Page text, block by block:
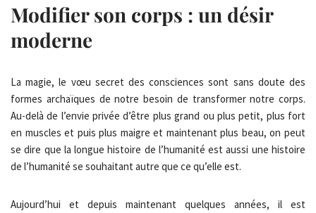
Modifier son corps : un désir
moderne
La magie, le vœu secret des consciences sont sans doute des
formes archaïques de notre besoin de transformer notre corps.
Au-delà de l’envie privée d’être plus grand ou plus petit, plus fort
en muscles et puis plus maigre et maintenant plus beau, on peut
se dire que la longue histoire de l’humanité est aussi une histoire
de l’humanité se souhaitant autre que ce qu’elle est.
Aujourd’hui et depuis maintenant quelques années, il est